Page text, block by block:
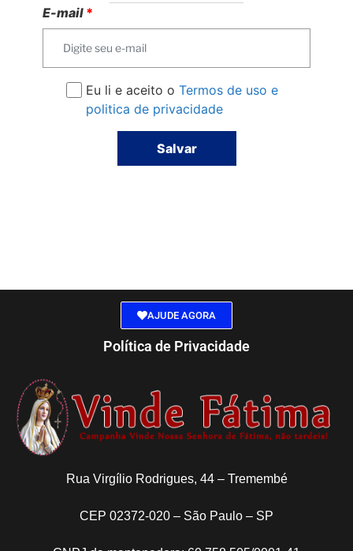
E-mail *
Eu li e aceito o Termos de uso e
politica de privacidade
Salvar
AJUDE AGORA
Política de Privacidade
Rua Virgílio Rodrigues, 44 – Tremembé
CEP 02372-020 – São Paulo – SP